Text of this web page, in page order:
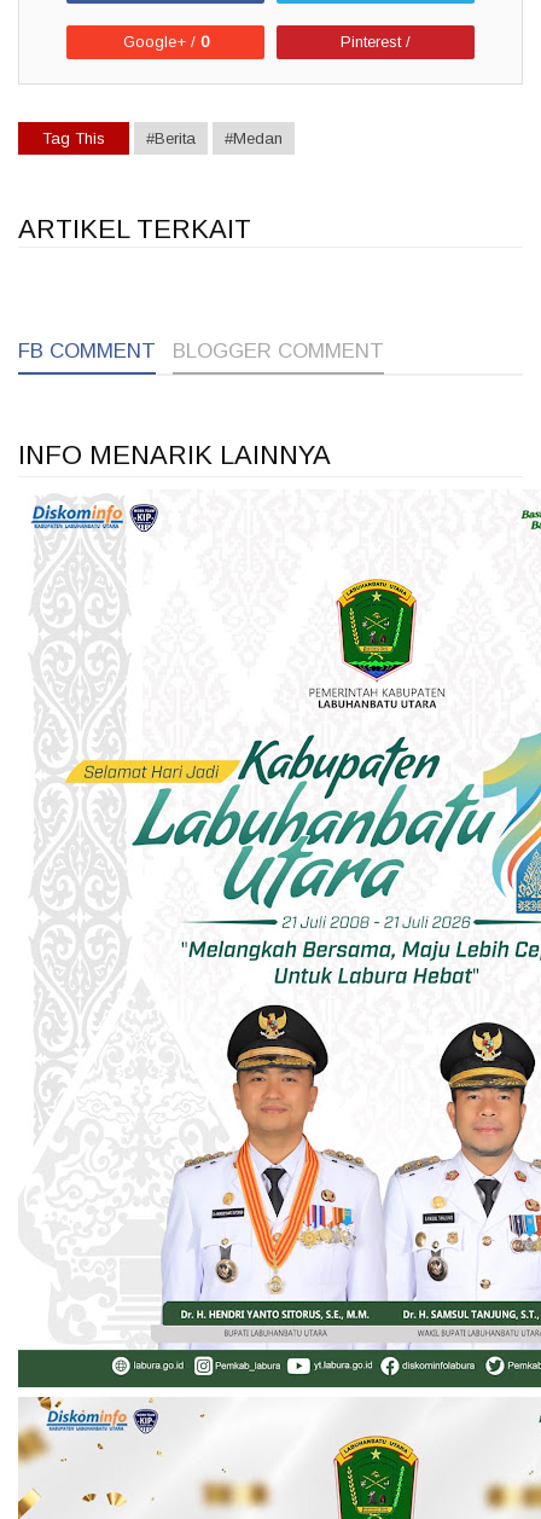
Google+ / 0 Pinterest /
Tag This #Berita #Medan
ARTIKEL TERKAIT
FB COMMENT BLOGGER COMMENT
INFO MENARIK LAINNYA